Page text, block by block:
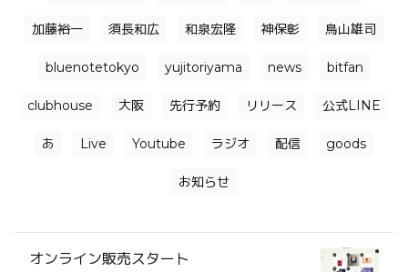
加藤裕一 須長和広 和泉宏隆 神保彰 鳥山雄司
bluenotetokyo yujitoriyama news bitfan
clubhouse 大阪 先行予約 リリース 公式LINE
あ Live Youtube ラジオ 配信 goods
お知らせ
オンライン販売スタート